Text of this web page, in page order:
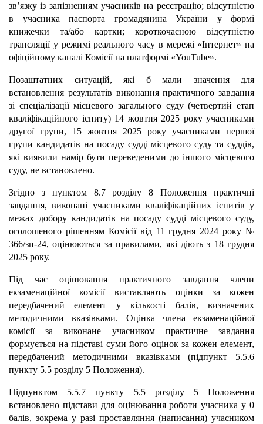
зв’язку із запізненням учасників на реєстрацію; відсутністю
в учасника паспорта громадянина України у формі
книжечки та/або картки; короткочасною відсутністю
трансляції у режимі реального часу в мережі «Інтернет» на
офіційному каналі Комісії на платформі «YouTube».
Позаштатних ситуацій, які б мали значення для
встановлення результатів виконання практичного завдання
зі спеціалізації місцевого загального суду (четвертий етап
кваліфікаційного іспиту) 14 жовтня 2025 року учасниками
другої групи, 15 жовтня 2025 року учасниками першої
групи кандидатів на посаду судді місцевого суду та суддів,
які виявили намір бути переведеними до іншого місцевого
суду, не встановлено.
Згідно з пунктом 8.7 розділу 8 Положення практичні
завдання, виконані учасниками кваліфікаційних іспитів у
межах добору кандидатів на посаду судді місцевого суду,
оголошеного рішенням Комісії від 11 грудня 2024 року №
366/зп-24, оцінюються за правилами, які діють з 18 грудня
2025 року.
Під час оцінювання практичного завдання члени
екзаменаційної комісії виставляють оцінки за кожен
передбачений елемент у кількості балів, визначених
методичними вказівками. Оцінка члена екзаменаційної
комісії за виконане учасником практичне завдання
формується на підставі суми його оцінок за кожен елемент,
передбачений методичними вказівками (підпункт 5.5.6
пункту 5.5 розділу 5 Положення).
Підпунктом 5.5.7 пункту 5.5 розділу 5 Положення
встановлено підстави для оцінювання роботи учасника у 0
балів, зокрема у разі проставляння (написання) учасником